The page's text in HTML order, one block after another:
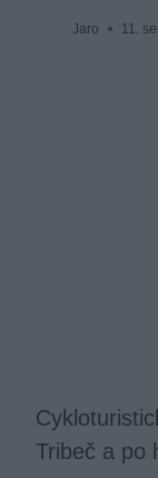
Jaro 11.
Tribeč a po